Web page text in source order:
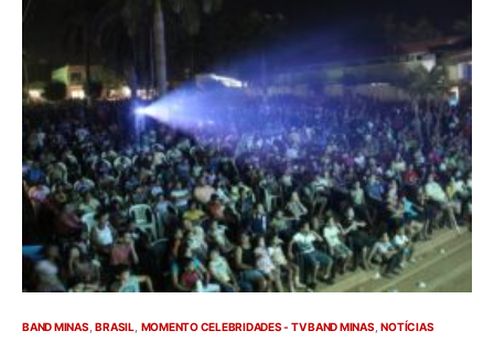
BAND MINAS BRASIL MOMENTO CELEBRIDADES - TV BAND MINAS NOTÍCIAS